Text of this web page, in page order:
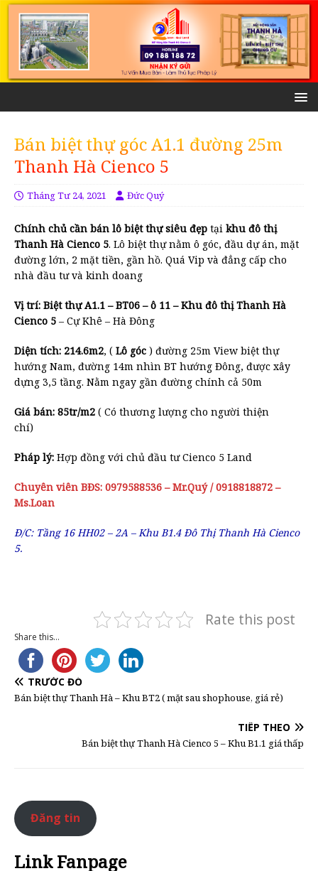
Bán biệt thự góc A1.1 đường 25m
Thanh Hà Cienco 5
Tháng Tư 24, 2021 Đức Quý
Chính chủ cần bán lô biệt thự siêu đẹp tại khu đô thị
Thanh Hà Cienco 5. Lô biệt thự nằm ô góc, đầu dự án, mặt
đường lớn, 2 mặt tiền, gần hồ. Quá Vip và đẳng cấp cho
nhà đầu tư và kinh doang
Vị trí: Biệt thự A1.1 – BT06 – ô 11 – Khu đô thị Thanh Hà
Cienco 5 – Cự Khê – Hà Đông
Diện tích: 214.6m2, ( Lô góc ) đường 25m View biệt thự
hướng Nam, đường 14m nhìn BT hướng Đông, được xây
dựng 3,5 tầng. Nằm ngay gần đường chính cả 50m
Giá bán: 85tr/m2 ( Có thương lượng cho người thiện
chí)
Pháp lý: Hợp đồng với chủ đầu tư Cienco 5 Land
Chuyên viên BĐS: 0979588536 – Mr.Quý / 0918818872 –
Ms.Loan
Đ/C: Tầng 16 HH02 – 2A – Khu B1.4 Đô Thị Thanh Hà Cienco
5.
Rate this post
Share this...
TRƯỚC ĐÓ
Bán biệt thự Thanh Hà – Khu BT2 ( mặt sau shophouse, giá rẻ)
TIẾP THEO
Bán biệt thự Thanh Hà Cienco 5 – Khu B1.1 giá thấp
Đăng tin
Link Fanpage